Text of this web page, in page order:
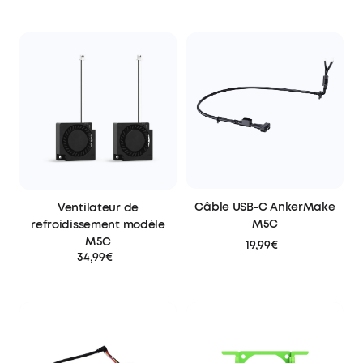
Ventilateur de
refroidissement modèle
M5C
34,99€
Câble USB-C AnkerMake
M5C
19,99€